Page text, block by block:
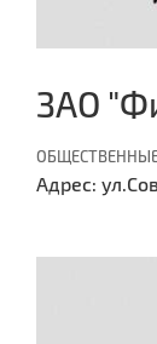
ЗАО
Адрес: